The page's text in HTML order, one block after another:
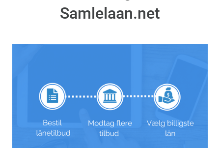
Samlelaan.net